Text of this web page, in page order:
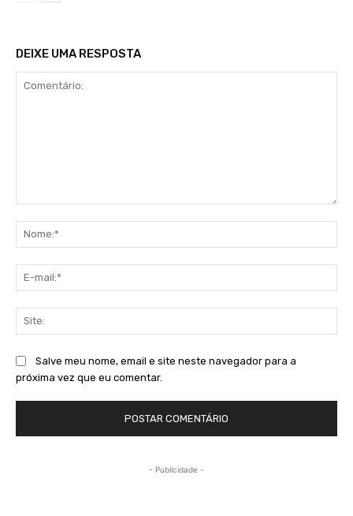
DEIXE UMA RESPOSTA
Salve meu nome, email e site neste navegador para a
próxima vez que eu comentar.
- Publicidade -